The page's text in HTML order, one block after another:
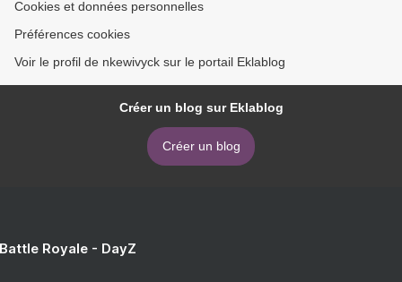
Cookies et données personnelles
Préférences cookies
Voir le profil de nkewivyck sur le portail Eklablog
Créer un blog sur Eklablog
Créer un blog
Royale - DayZ